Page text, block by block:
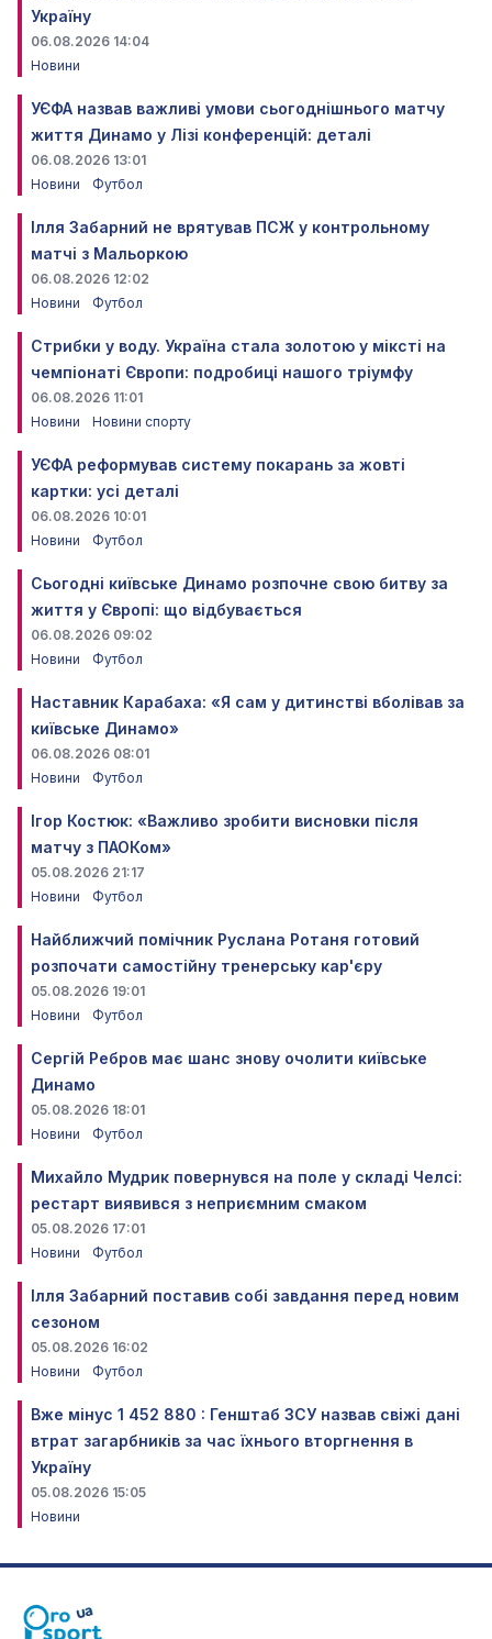
Україну
06.08.2026 14:04
Новини
УЄФА назвав важливі умови сьогоднішнього матчу
життя Динамо у Лізі конференцій: деталі
06.08.2026 13:01
Новини
Футбол
Ілля Забарний не врятував ПСЖ у контрольному
матчі з Мальоркою
06.08.2026 12:02
Новини
Футбол
Стрибки у воду. Україна стала золотою у міксті на
чемпіонаті Європи: подробиці нашого тріумфу
06.08.2026 11:01
Новини
Новини спорту
УЄФА реформував систему покарань за жовті
картки: усі деталі
06.08.2026 10:01
Новини
Футбол
Сьогодні київське Динамо розпочне свою битву за
життя у Європі: що відбувається
06.08.2026 09:02
Новини
Футбол
Наставник Карабаха: «Я сам у дитинстві вболівав за
київське Динамо»
06.08.2026 08:01
Новини
Футбол
Ігор Костюк: «Важливо зробити висновки після
матчу з ПАОКом»
05.08.2026 21:17
Новини
Футбол
Найближчий помічник Руслана Ротаня готовий
розпочати самостійну тренерську кар'єру
05.08.2026 19:01
Новини
Футбол
Сергій Ребров має шанс знову очолити київське
Динамо
05.08.2026 18:01
Новини
Футбол
Михайло Мудрик повернувся на поле у складі Челсі:
рестарт виявився з неприємним смаком
05.08.2026 17:01
Новини
Футбол
Ілля Забарний поставив собі завдання перед новим
сезоном
05.08.2026 16:02
Новини
Футбол
Вже мінус 1 452 880 : Генштаб ЗСУ назвав свіжі дані
втрат загарбників за час їхнього вторгнення в
Україну
05.08.2026 15:05
Новини